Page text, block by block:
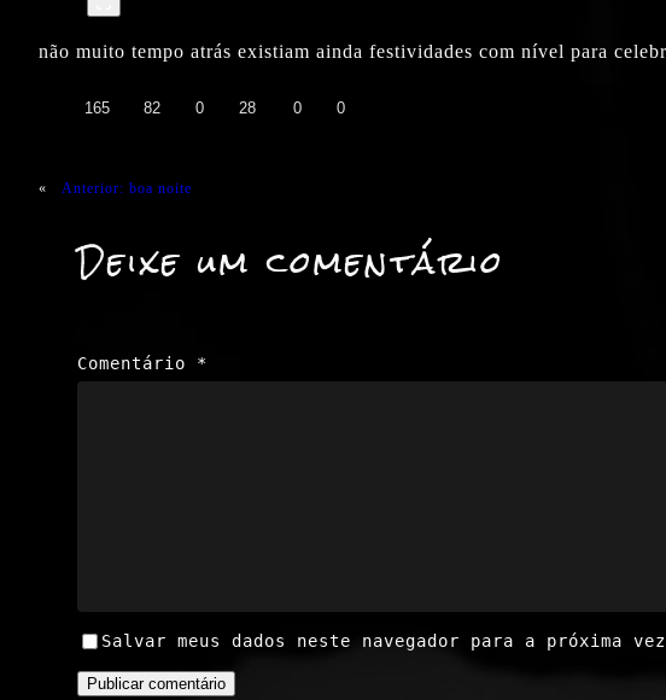
não muito tempo atrás existiam ainda festividades com nível para
165 82 0 28 0 0
« Anterior: boa noite
Deixe um comentário
Comentário *
Salvar meus dados neste navegador para a próxima